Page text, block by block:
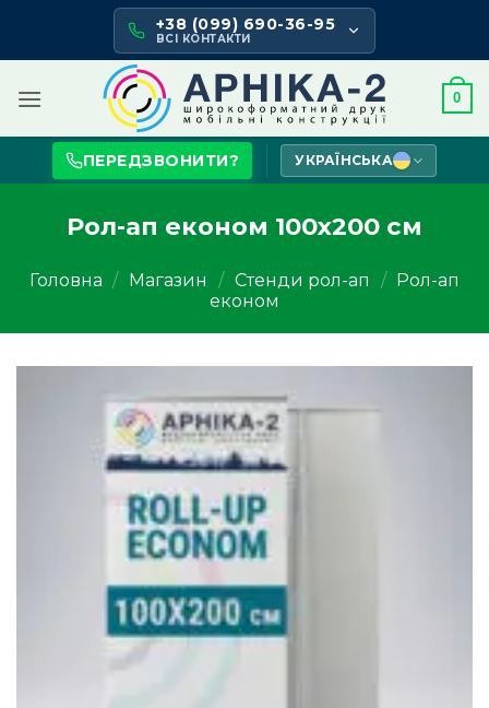
content
+38 (099) 690-36-95
ВСІ КОНТАКТИ
0
ПЕРЕДЗВОНИТИ? УКРАЇНСЬКА
Рол-ап економ 100х200 см
Головна / Магазин / Стенди рол-ап / Рол-ап
економ